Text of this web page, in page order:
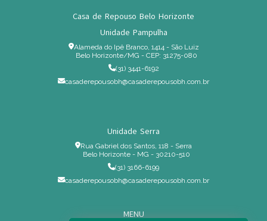
Casa de Repouso Belo Horizonte
Unidade Pampulha
Alameda do Ipê Branco, 1414 - São Luiz
Belo Horizonte/MG - CEP: 31275-080
(31) 3441-6192
casaderepousobh@casaderepousobh.com.br
Unidade Serra
Rua Gabriel dos Santos, 118 - Serra
Belo Horizonte - MG - 30210-510
(31) 3166-6199
casaderepousobh@casaderepousobh.com.br
MENU